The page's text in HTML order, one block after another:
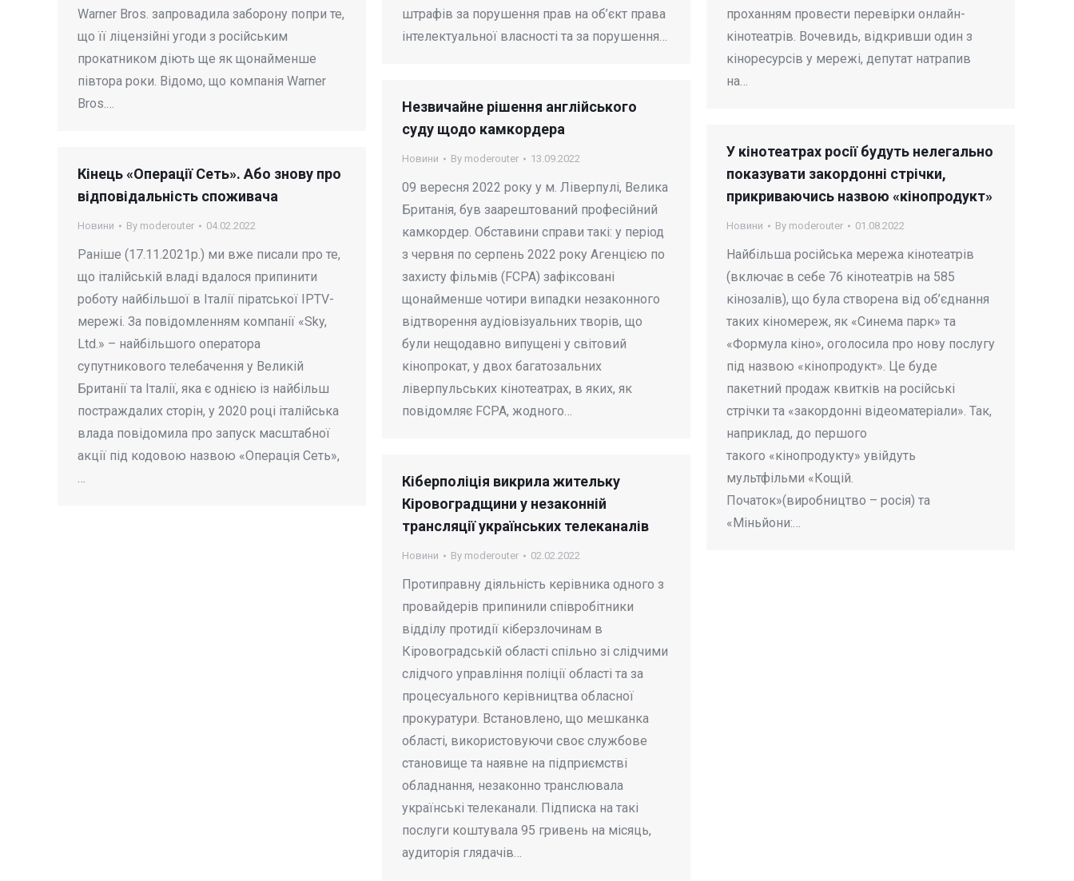
проханням провести перевірки онлайн-
кінотеатрів. Вочевидь, відкривши один з
кіноресурсів у мережі, депутат натрапив
на…
штрафів за порушення прав на об’єкт права
інтелектуальної власності та за порушення…
Warner Bros. запровадила заборону попри те,
що її ліцензійні угоди з російським
прокатником діють ще як щонайменше
півтора роки. Відомо, що компанія Warner
Bros.…
Незвичайне рішення англійського
суду щодо камкордера
Новини By moderouter 13.09.2022
09 вересня 2022 року у м. Ліверпулі, Велика
Британія, був заарештований професійний
камкордер. Обставини справи такі: у період
з червня по серпень 2022 року Агенцією по
захисту фільмів (FCPA) зафіксовані
щонайменше чотири випадки незаконного
відтворення аудіовізуальних творів, що
були нещодавно випущені у світовий
кінопрокат, у двох багатозальних
ліверпульських кінотеатрах, в яких, як
повідомляє FCPA, жодного…
У кінотеатрах росії будуть нелегально
показувати закордонні стрічки,
прикриваючись назвою «кінопродукт»
Новини By moderouter 01.08.2022
Найбільша російська мережа кінотеатрів
(включає в себе 76 кінотеатрів на 585
кінозалів), що була створена від об’єднання
таких кіномереж, як «Синема парк» та
«Формула кіно», оголосила про нову послугу
під назвою «кінопродукт». Це буде
пакетний продаж квитків на російські
стрічки та «закордонні відеоматеріали». Так,
наприклад, до першого
такого «кінопродукту» увійдуть
мультфільми «Кощій.
Початок»(виробництво – росія) та
«Міньйони:…
Кінець «Операції Сеть». Або знову про
відповідальність споживача
Новини By moderouter 04.02.2022
Раніше (17.11.2021р.) ми вже писали про те,
що італійській владі вдалося припинити
роботу найбільшої в Італії піратської IPTV-
мережі. За повідомленням компанії «Sky,
Ltd.» – найбільшого оператора
супутникового телебачення у Великій
Британії та Італії, яка є однією із найбільш
постраждалих сторін, у 2020 році італійська
влада повідомила про запуск масштабної
акції під кодовою назвою «Операція Сеть»,
…
Кіберполіція викрила жительку
Кіровоградщини у незаконній
трансляції українських телеканалів
Новини By moderouter 02.02.2022
Протиправну діяльність керівника одного з
провайдерів припинили співробітники
відділу протидії кіберзлочинам в
Кіровоградській області спільно зі слідчими
слідчого управління поліції області та за
процесуального керівництва обласної
прокуратури. Встановлено, що мешканка
області, використовуючи своє службове
становище та наявне на підприємстві
обладнання, незаконно транслювала
українські телеканали. Підписка на такі
послуги коштувала 95 гривень на місяць,
аудиторія глядачів…